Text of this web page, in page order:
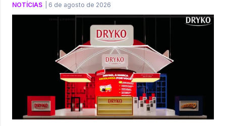
NOTÍCIAS 6 de agosto de 2026